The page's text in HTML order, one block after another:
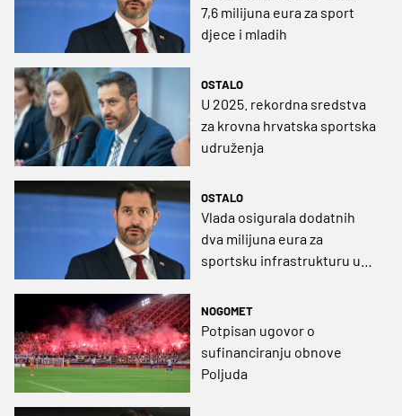
7,6 milijuna eura za sport
djece i mladih
OSTALO
U 2025. rekordna sredstva
za krovna hrvatska sportska
udruženja
OSTALO
Vlada osigurala dodatnih
dva milijuna eura za
sportsku infrastrukturu u
NOGOMET
Potpisan ugovor o
sufinanciranju obnove
Poljuda